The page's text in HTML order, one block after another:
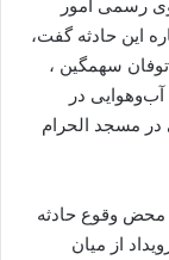
رسمی امور
این حادثه گفت،
سهمگین ،
در
مسجد الحرام
محض وقوع حادثه
از میان